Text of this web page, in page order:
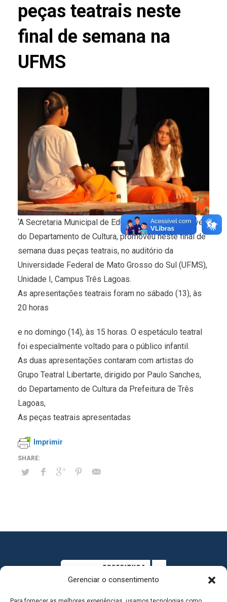
Gerenciar o consentimento
peças teatrais neste
final de semana na
UFMS
‘A Secretaria Municipal de Educação e Cultura, através
do Departamento de Cultura, promoveu neste final de
semana duas peças teatrais, no auditório da
Universidade Federal de Mato Grosso do Sul (UFMS),
Unidade I, Campus Três Lagoas.
As apresentações teatrais foram no sábado (13), às
20 horas
e no domingo (14), às 15 horas. O espetáculo teatral
foi especialmente voltado para o público infantil.
As duas apresentações contaram com artistas do
Grupo Teatral Libertarte, dirigido por Paulo Sanches,
do Departamento de Cultura da Prefeitura de Três
Lagoas,
As peças teatrais apresentadas
Imprimir